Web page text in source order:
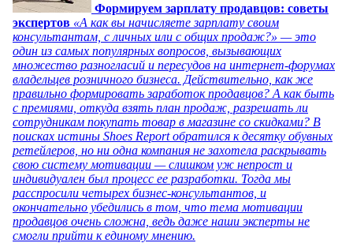
Формируем зарплату продавцов: советы
экспертов «А как вы начисляете зарплату своим
консультантам, с личных или с общих продаж?» — это
один из самых популярных вопросов, вызывающих
множество разногласий и пересудов на интернет-форумах
владельцев розничного бизнеса. Действительно, как же
правильно формировать заработок продавцов? А как быть
с премиями, откуда взять план продаж, разрешать ли
сотрудникам покупать товар в магазине со скидками? В
поисках истины Shoes Report обратился к десятку обувных
ретейлеров, но ни одна компания не захотела раскрывать
свою систему мотивации — слишком уж непрост и
индивидуален был процесс ее разработки. Тогда мы
расспросили четырех бизнес-консультантов, и
окончательно убедились в том, что тема мотивации
продавцов очень сложна, ведь даже наши эксперты не
смогли прийти к единому мнению.